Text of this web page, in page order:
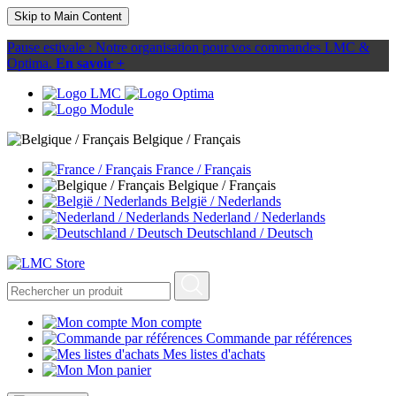
Skip to Main Content
Pause estivale : Notre organisation pour vos commandes LMC &
Optima. En savoir +
Belgique / Français
France / Français
Belgique / Français
België / Nederlands
Nederland / Nederlands
Deutschland / Deutsch
Mon compte
Commande par références
Mes listes d'achats
Mon panier